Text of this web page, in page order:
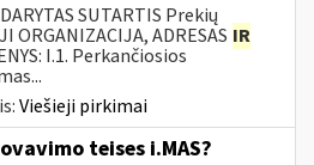
SUTARTIS Prekių
ORGANIZACIJA, ADRESAS IR
I.1. Perkančiosios
Viešieji pirkimai
teises i.MAS?